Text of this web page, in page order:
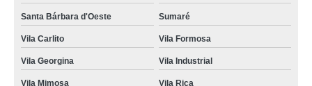
Santa Bárbara d'Oeste Sumaré
Vila Carlito Vila Formosa
Vila Georgina Vila Industrial
Vila Mimosa Vila Rica